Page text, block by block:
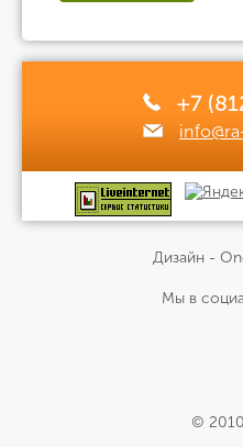
+7
Дизайн -
Мы в
©